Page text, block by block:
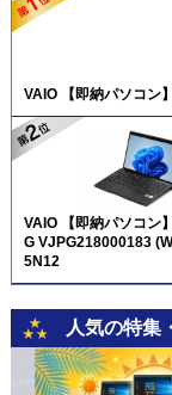
VAIO 【即納パソコン
VAIO 【即納パソコン
G VJPG218000183
5N12
人気の特集